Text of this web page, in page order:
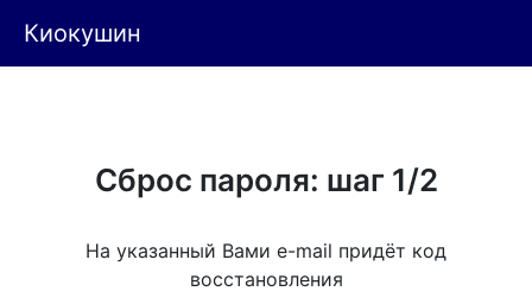
Киокушин
Сброс пароля: шаг 1/2
На указанный Вами e-mail придёт код
восстановления